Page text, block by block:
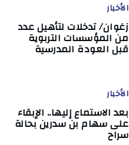
الأخبار
زغوان/ تدخلات لتأهيل عدد
من المؤسسات التربوية
قبل العودة المدرسية
الأخبار
بعد الاستماع إليها.. الإبقاء
على سهام بن سدرين بحالة
سراح